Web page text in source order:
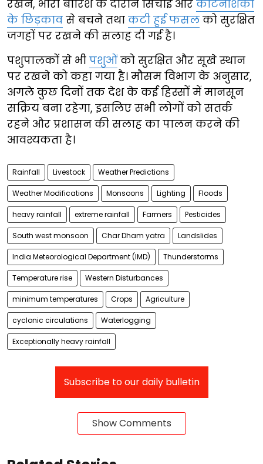
रखने, भारी बारिश के दौरान सिंचाई और कीटनाशकों
के छिड़काव से बचने तथा कटी हुई फसल को सुरक्षित
जगहों पर रखने की सलाह दी गई है।
पशुपालकों से भी पशुओंको सुरक्षित और सूखे स्थान
पर रखने को कहा गया है। मौसम विभाग के अनुसार,
अगले कुछ दिनों तक देश के कई हिस्सों में मानसून
सक्रिय बना रहेगा, इसलिए सभी लोगों को सतर्क
रहने और प्रशासन की सलाह का पालन करने की
आवश्यकता है।
Rainfall Livestock Weather Predictions
Weather Modifications Monsoons Lighting Floods
heavy rainfall extreme rainfall Farmers Pesticides
South west monsoon Char Dham yatra Landslides
India Meteorological Department (IMD) Thunderstorms
Temperature rise Western Disturbances
minimum temperatures Crops Agriculture
cyclonic circulations Waterlogging
Exceptionally heavy rainfall
Subscribe to our daily bulletin
Show Comments